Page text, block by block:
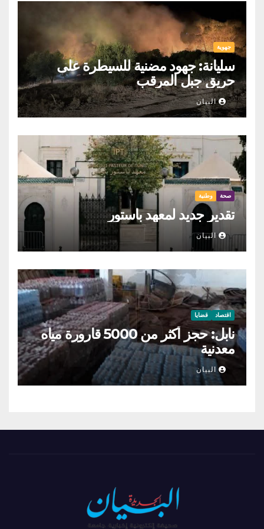
جهوية
سليانة: جهود مضنية للسيطرة على
حريق جبل المرقب
البيان
صحة وطنية
تقدير جديد لمعهد باستور
البيان
اقتصاد قضايا
نابل: حجز أكثر من 5000 قارورة مياه
معدنية
البيان